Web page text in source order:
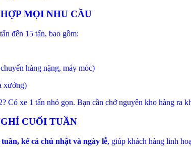
MỌI NHU CẦU
đến 15 tấn, bao gồm:
hàng nặng, máy móc)
xưởng)
Có xe 1 tấn nhỏ gọn. Bạn cần chở nguyên kho hàng ra
CUỐI TUẦN
kể cả chủ nhật và ngày lễ, giúp khách hàng linh